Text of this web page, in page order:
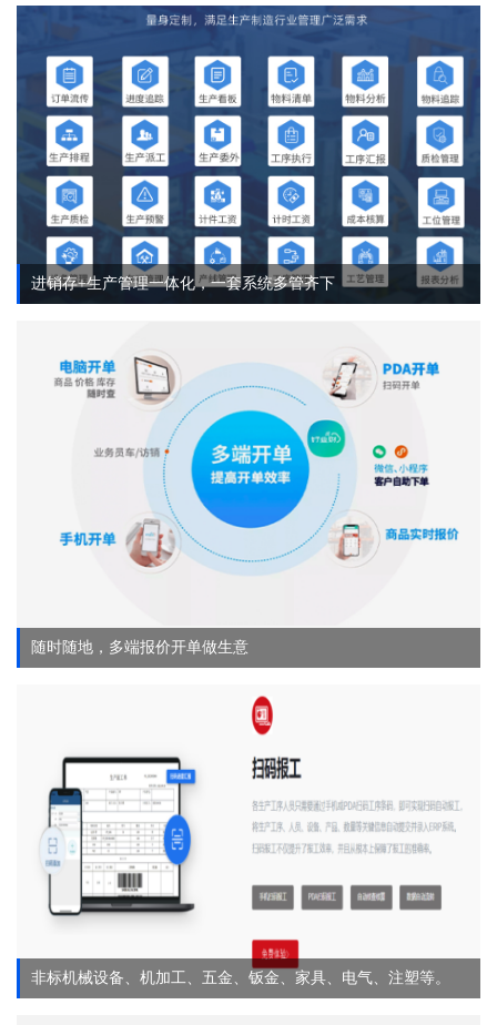
进销存+生产管理一体化，一套系统多管齐下
随时随地，多端报价开单做生意
非标机械设备、机加工、五金、钣金、家具、电气、注塑等。